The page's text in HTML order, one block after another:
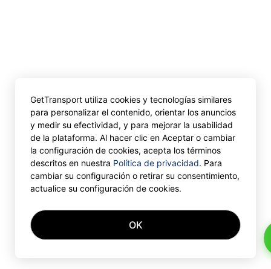
GetTransport utiliza cookies y tecnologías similares
para personalizar el contenido, orientar los anuncios
y medir su efectividad, y para mejorar la usabilidad
de la plataforma. Al hacer clic en Aceptar o cambiar
la configuración de cookies, acepta los términos
descritos en nuestra Política de privacidad. Para
cambiar su configuración o retirar su consentimiento,
actualice su configuración de cookies.
OK